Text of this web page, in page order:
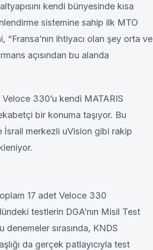
kendi bünyesinde kısa
sistemine sahip ilk MTO
ihtiyacı olan şey orta ve
açısından bu alanda
330’u kendi MATARIS
bir konuma taşıyor. Bu
merkezli uVision gibi rakip
17 adet Veloce 330
testlerin DGA’nın Misil Test
denemeler sırasında, KNDS
da gerçek patlayıcıyla test